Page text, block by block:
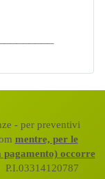
- per preventivi
mentre, per le
pagamento) occorre